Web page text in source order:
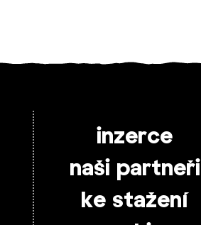
inzerce
naši partneři
ke stažení